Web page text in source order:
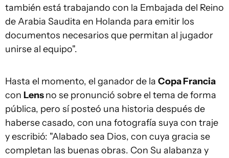
también está trabajando con la Embajada del Reino
de Arabia Saudita en Holanda para emitir los
documentos necesarios que permitan al jugador
unirse al equipo".
Hasta el momento, el ganador de la Copa Francia
con Lensno se pronunció sobre el tema de forma
pública, pero sí posteó una historia después de
haberse casado, con una fotografía suya con traje
y escribió: "Alabado sea Dios, con cuya gracia se
completan las buenas obras. Con Su alabanza y